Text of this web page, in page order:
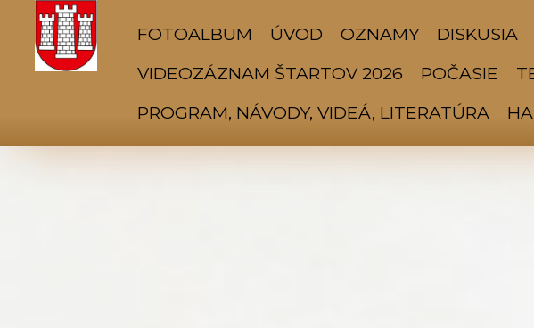
FOTOALBUM ÚVOD OZNAMY DISKUSIA
VIDEOZÁZNAM ŠTARTOV 2026
POČASIE
PROGRAM, NÁVODY, VIDEÁ, LITERATÚRA